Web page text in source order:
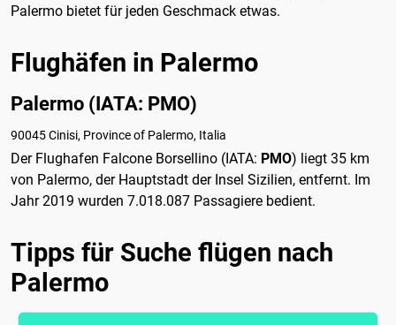
Palermo bietet für jeden Geschmack etwas.
Flughäfen in Palermo
Palermo (IATA: PMO)
90045 Cinisi, Province of Palermo, Italia
Der Flughafen Falcone Borsellino (IATA: PMO) liegt 35 km
von Palermo, der Hauptstadt der Insel Sizilien, entfernt. Im
Jahr 2019 wurden 7.018.087 Passagiere bedient.
Tipps für Suche flügen nach
Palermo